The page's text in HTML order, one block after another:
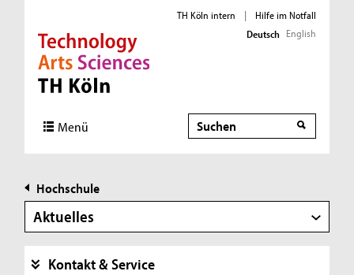
Direkt zur Hauptnavigation
Direkt zur Subnavigation
Direkt zum Inhalt
Direkt zum Fußbereich
TH Köln intern |
Hilfe im Notfall
Deutsch English
Menü Suche
Hochschule
Aktuelles
Kontakt & Service